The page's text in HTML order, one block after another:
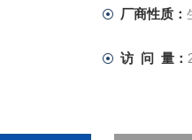
厂商性质：
访 问 量：